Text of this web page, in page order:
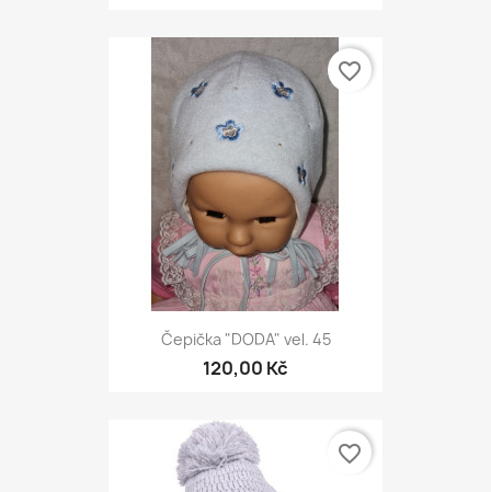
Čepička "DODA" vel. 45
120,00 Kč
favorite_border
favorite_border